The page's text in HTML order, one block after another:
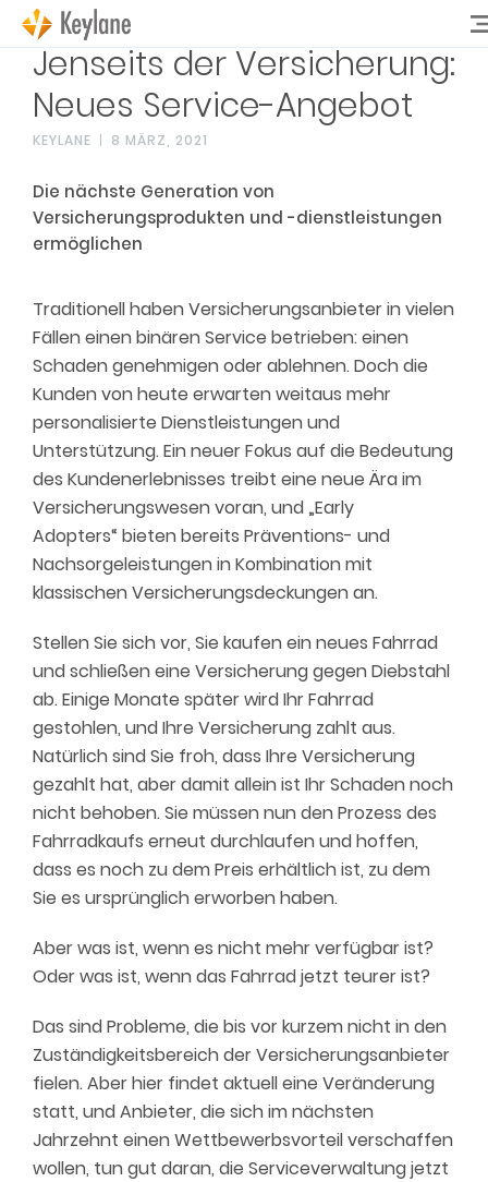
Jenseits der Versicherung:
Neues Service-Angebot
KEYLANE 8 MÄRZ, 2021
Die nächste Generation von
Versicherungsprodukten und -dienstleistungen
ermöglichen
Traditionell haben Versicherungsanbieterin vielen
Fälleneinen binären Service betrieben: einen
Schaden genehmigen oder ablehnen. Doch die
Kunden von heute erwarten weitaus mehr
personalisierte Dienstleistungen und
Unterstützung. Ein neuer Fokus auf die Bedeutung
des Kundenerlebnisses treibt eine neue Ära im
Versicherungswesen voran, und „Early
Adopters“ bieten bereits Präventions- und
Nachsorgeleistungen in Kombination mit
klassischen Versicherungsdeckungen an.
Stellen Sie sich vor, Sie kaufen ein neues Fahrrad
und schließen eine Versicherung gegen Diebstahl
ab. Einige Monate später wird Ihr Fahrrad
gestohlen, und Ihre Versicherung zahlt aus.
Natürlich sind Sie froh, dass Ihre Versicherung
gezahlt hat, aber damit allein ist Ihr Schaden noch
nicht behoben. Sie müssen nun den Prozess des
Fahrradkaufs erneut durchlaufen und hoffen,
dass es noch zu dem Preis erhältlich ist, zu dem
Sie es ursprünglicherworbenhaben.
Aber was ist, wenn es nicht mehr verfügbar ist?
Oder was ist, wenn das Fahrrad jetzt teurer ist?
Das sind Probleme, die bis vor kurzem nicht in den
Zuständigkeitsbereich der Versicherungsanbieter
fielen. Aberhier findet aktuell eine Veränderung
statt, und Anbieter, die sich im nächsten
Jahrzehnt einen Wettbewerbsvorteil verschaffen
wollen, tun gut daran, die Serviceverwaltungjetzt